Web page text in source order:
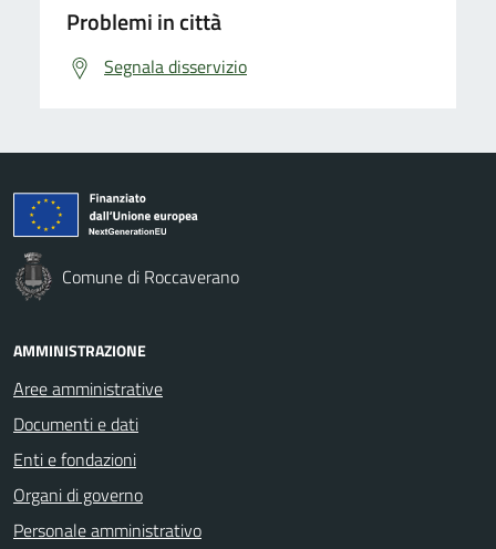
Problemi in città
Segnala disservizio
Comune di Roccaverano
AMMINISTRAZIONE
Aree amministrative
Documenti e dati
Enti e fondazioni
Organi di governo
Personale amministrativo